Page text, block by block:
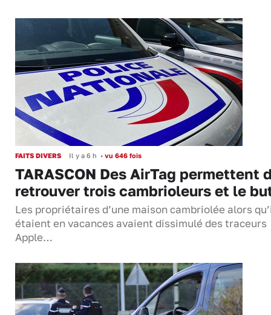
FAITS DIVERS Il y a 6 h • vu 646 fois
TARASCON Des AirTag permettent
retrouver trois cambrioleurs et le
Les propriétaires d’une maison cambriolée alors
étaient en vacances avaient dissimulé des traceurs
Apple…